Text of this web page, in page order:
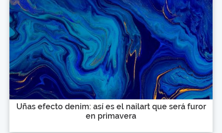
Uñas efecto denim: así es el nailart que será furor
en primavera